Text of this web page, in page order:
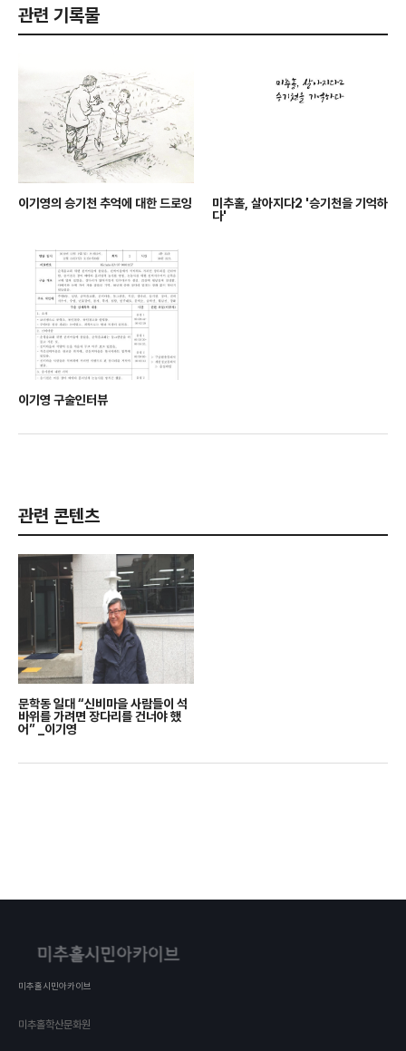
관련 기록물
이기영의 승기천 추억에 대한 드로잉
미추홀, 살아지다2 '승기천을 기억하
다'
이기영 구술인터뷰
관련 콘텐츠
문학동 일대 “신비마을 사람들이 석
바위를 가려면 장다리를 건너야 했
어” _이기영
미추홀시민아카이브
미추홀학산문화원